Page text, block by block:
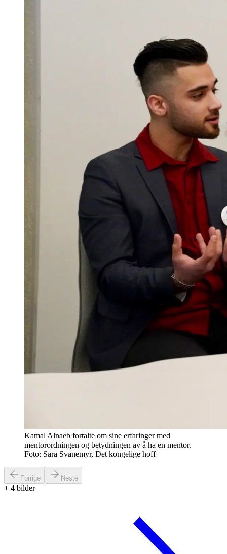
Kamal Alnaeb fortalte om sine erfaringer med
mentorordningen og betydningen av å ha en mentor.
Foto: Sara Svanemyr, Det kongelige hoff
Forrige Neste
+ 4 bilder